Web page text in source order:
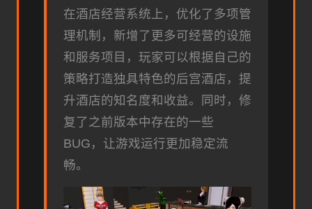
在酒店经营系统上，优化了多项管
理机制，新增了更多可经营的设施
和服务项目，玩家可以根据自己的
策略打造独具特色的后宫酒店，提
升酒店的知名度和收益。同时，修
复了之前版本中存在的一些
BUG，让游戏运行更加稳定流
畅。